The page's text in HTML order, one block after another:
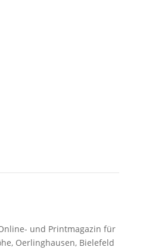
und Printmagazin für
Oerlinghausen, Bielefeld